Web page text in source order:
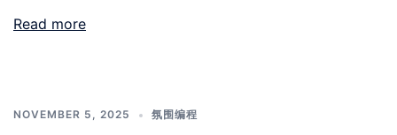
Read more
NOVEMBER 5, 2025 氛围编程